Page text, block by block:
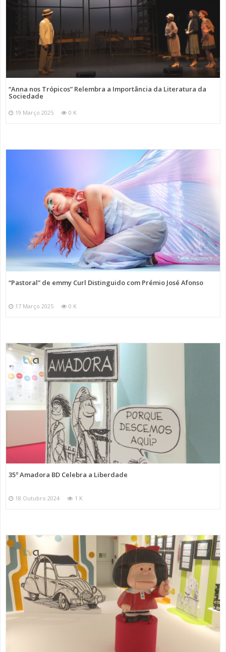
“Anna nos Trópicos” Relembra a Importância da Literatura da
Sociedade
19 Março 2025 0 K
“Pastoral” de emmy Curl Distinguido com Prémio José Afonso
17 Março 2025 0 K
35º Amadora BD Celebra a Liberdade
18 Outubro 2024 1 K